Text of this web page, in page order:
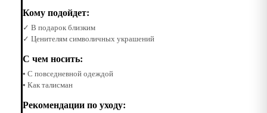
Кому подойдет:
✓ В подарок близким
✓ Ценителям символичных украшений
С чем носить:
• С повседневной одеждой
• Как талисман
Рекомендации по уходу: